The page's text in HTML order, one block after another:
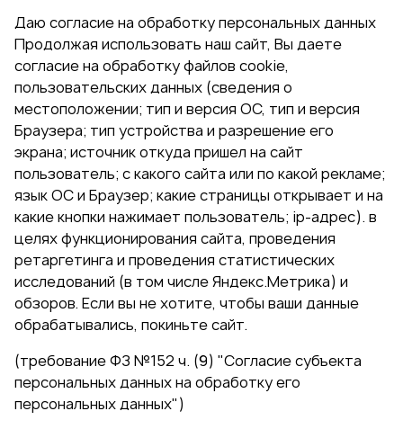
Даю согласие на обработку персональных данных
Продолжая использовать наш сайт, Вы даете
согласие на обработку файлов cookie,
пользовательских данных (сведения о
местоположении; тип и версия ОС, тип и версия
Браузера; тип устройства и разрешение его
экрана; источник откуда пришел на сайт
пользователь; с какого сайта или по какой рекламе;
язык ОС и Браузер; какие страницы открывает и на
какие кнопки нажимает пользователь; ip-адрес). в
целях функционирования сайта, проведения
ретаргетинга и проведения статистических
исследований (в том числе Яндекс.Метрика) и
обзоров. Если вы не хотите, чтобы ваши данные
обрабатывались, покиньте сайт.
(требование ФЗ №152 ч. (9) "Согласие субъекта
персональных данных на обработку его
персональных данных")